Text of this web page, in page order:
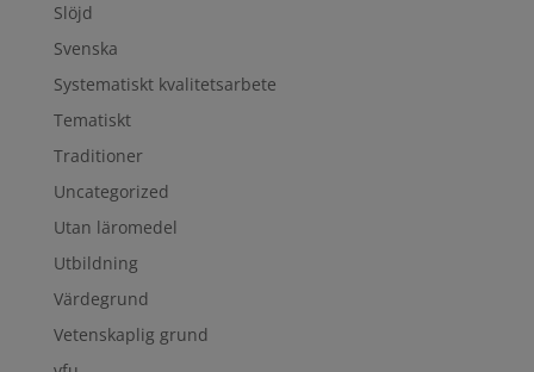
Slöjd
Svenska
Systematiskt kvalitetsarbete
Tematiskt
Traditioner
Uncategorized
Utan läromedel
Utbildning
Värdegrund
Vetenskaplig grund